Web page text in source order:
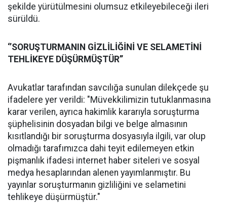
şekilde yürütülmesini olumsuz etkileyebileceği ileri
sürüldü.
‘’SORUŞTURMANIN GİZLİLİĞİNİ VE SELAMETİNİ
TEHLİKEYE DÜŞÜRMÜŞTÜR’’
Avukatlar tarafından savcılığa sunulan dilekçede şu
ifadelere yer verildi: "Müvekkilimizin tutuklanmasına
karar verilen, ayrıca hakimlik kararıyla soruşturma
şüphelisinin dosyadan bilgi ve belge almasının
kısıtlandığı bir soruşturma dosyasıyla ilgili, var olup
olmadığı tarafımızca dahi teyit edilemeyen etkin
pişmanlık ifadesi internet haber siteleri ve sosyal
medya hesaplarından alenen yayımlanmıştır. Bu
yayınlar soruşturmanın gizliliğini ve selametini
tehlikeye düşürmüştür."